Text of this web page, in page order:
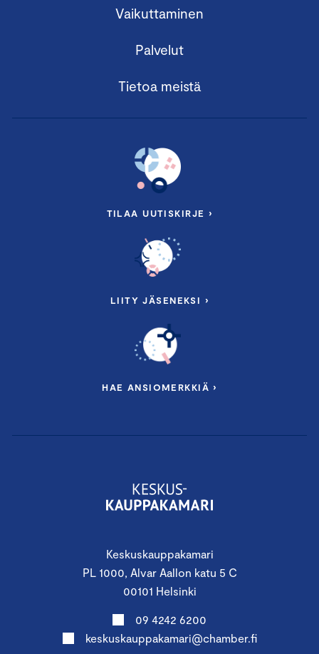
Keskuskauppakamari
PL 1000, Alvar Aallon katu 5 C
00101 Helsinki
09 4242 6200
keskuskauppakamari@chamber.fi
Vaikuttaminen
Palvelut
Tietoa meistä
TILAA UUTISKIRJE ›
LIITY JÄSENEKSI ›
HAE ANSIOMERKKIÄ ›